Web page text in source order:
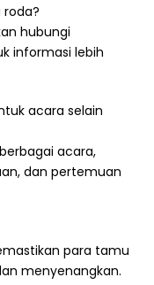
roda?
hubungi
informasi lebih
acara selain
acara,
dan pertemuan
para tamu
menyenangkan.